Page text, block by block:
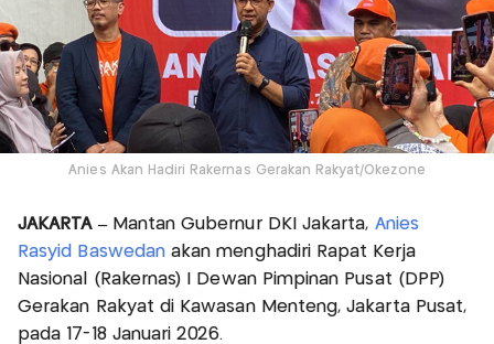
Anies Akan Hadiri Rakernas Gerakan Rakyat/Okezone
JAKARTA – Mantan Gubernur DKI Jakarta, Anies
Rasyid Baswedanakan menghadiri Rapat Kerja
Nasional (Rakernas) I Dewan Pimpinan Pusat (DPP)
Gerakan Rakyat di Kawasan Menteng, Jakarta Pusat,
pada 17-18 Januari 2026.